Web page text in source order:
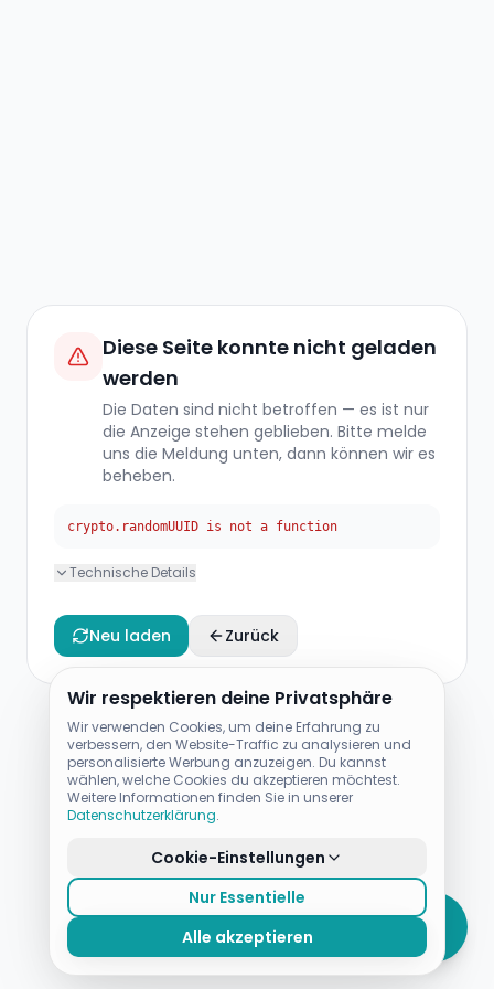
Wir respektieren deine Privatsphäre
Wir verwenden Cookies, um deine Erfahrung zu
verbessern, den Website-Traffic zu analysieren und
personalisierte Werbung anzuzeigen. Du kannst
wählen, welche Cookies du akzeptieren möchtest.
Weitere Informationen finden Sie in unserer
Datenschutzerklärung.
Cookie-Einstellungen
Nur Essentielle
Alle akzeptieren
Diese Seite konnte nicht geladen
werden
Die Daten sind nicht betroffen — es ist nur
die Anzeige stehen geblieben. Bitte melde
uns die Meldung unten, dann können wir es
beheben.
crypto.randomUUID is not a function
Technische Details
Neu laden Zurück